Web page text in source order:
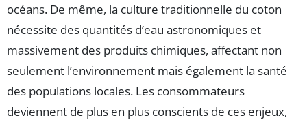
océans. De même, la culture traditionnelle du coton
nécessite des quantités d’eau astronomiques et
massivement des produits chimiques, affectant non
seulement l’environnement mais également la santé
des populations locales. Les consommateurs
deviennent de plus en plus conscients de ces enjeux,